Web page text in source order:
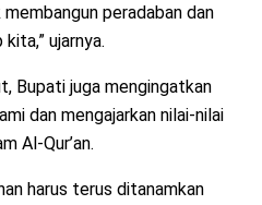
peradaban dan
ujarnya.
Bupati juga mengingatkan
dan mengajarkan nilai-nilai
Al-Qur’an.
harus terus ditanamkan